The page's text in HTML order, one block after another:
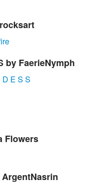
by FaerieNymph
Flowers